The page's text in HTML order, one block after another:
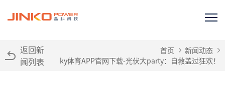
返回新
闻列表
首页
新闻动态
ky体育APP官网下载-光伏大party：自救盖过狂欢！